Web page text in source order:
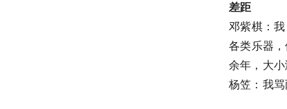
差距
邓紫棋：
各类乐器
余年，大
杨笠：我